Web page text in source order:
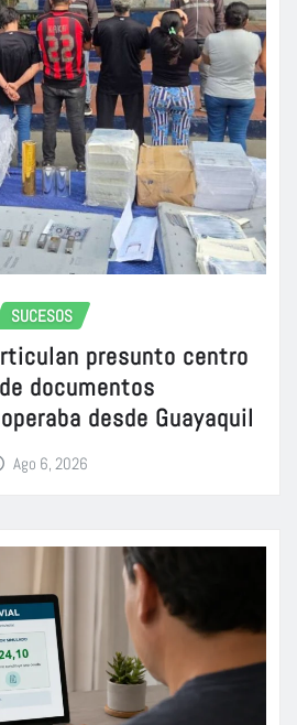
SUCESOS
presunto centro
documentos
desde Guayaquil
Ago 6, 2026